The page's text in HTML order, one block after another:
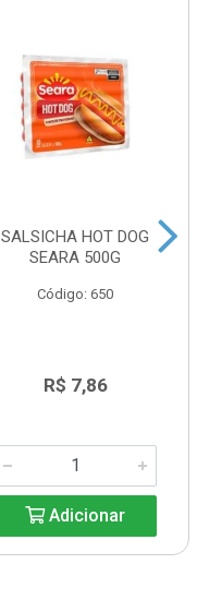
SALSICHA HOT DOG
SEARA 500G
Código: 650
R$ 7,86
Adicionar